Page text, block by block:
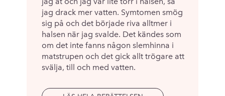
jag drack mer vatten. Symtomen smög
sig på och det började riva alltmer i
halsen när jag svalde. Det kändes som
om det inte fanns någon slemhinna i
matstrupen och det gick allt trögare att
svälja, till och med vatten.